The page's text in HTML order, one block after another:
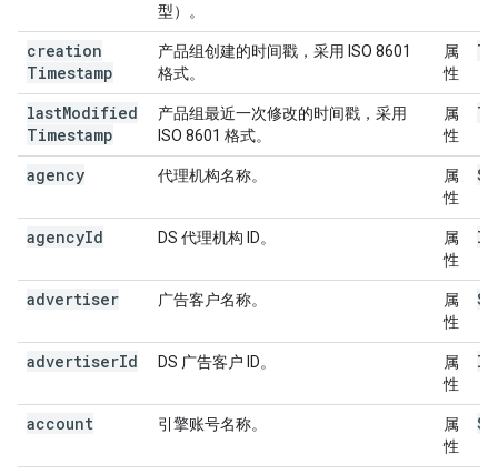
型）。
creation
Timestamp
产品组创建的时间戳，采用 ISO 8601
格式。
属
性
lastModified
Timestamp
产品组最近一次修改的时间戳，采用
ISO 8601 格式。
属
性
agency 代理机构名称。
属
性
agencyId DS 代理机构 ID。
属
性
ID
advertiser 广告客户名称。
属
性
advertiserId DS 广告客户 ID。
属
性
ID
account 引擎账号名称。
属
性